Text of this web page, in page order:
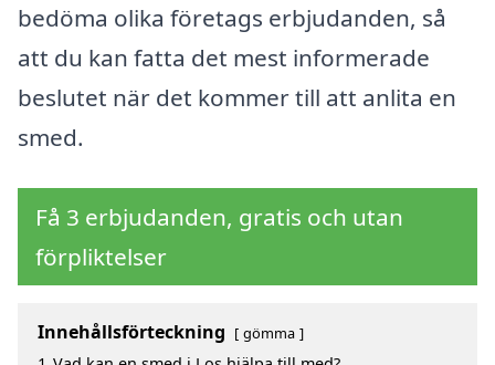
bedöma olika företags erbjudanden, så
att du kan fatta det mest informerade
beslutet när det kommer till att anlita en
smed.
Få 3 erbjudanden, gratis och utan
förpliktelser
Innehållsförteckning gömma